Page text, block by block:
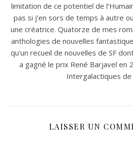
limitation de ce potentiel de
pas si j’en sors de temps à autre
une créatrice. Quatorze de mes
anthologies de nouvelles
qu'un recueil de nouvelles de SF
a gagné le prix René Barjavel en
Intergalactiques de
LAISSER UN